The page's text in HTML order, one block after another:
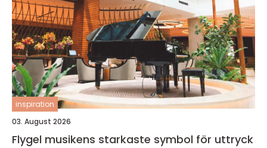
inspiration
03. August 2026
Flygel musikens starkaste symbol för uttryck